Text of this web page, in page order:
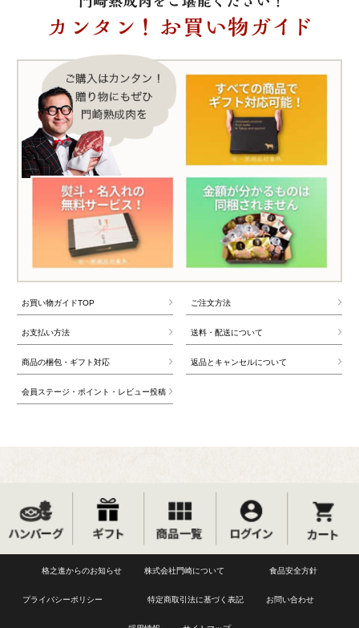
お買い物ガイドTOP ご注文方法
お支払い方法 送料・配送について
商品の梱包・ギフト対応 返品とキャンセルについて
会員ステージ・ポイント・レビュー投稿
格之進からのお知らせ 株式会社門崎について 食品安全方針
プライバシーポリシー 特定商取引法に基づく表記 お問い合わせ